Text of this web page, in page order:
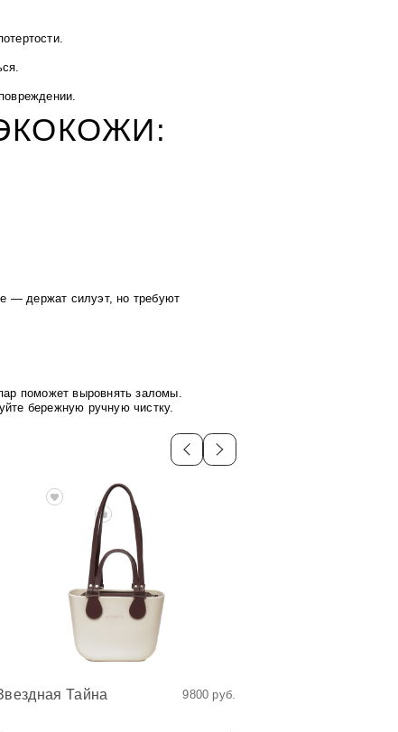
— держат силуэт, но требуют
поможет выровнять заломы.
бережную ручную чистку.
Тайна 9800 руб.